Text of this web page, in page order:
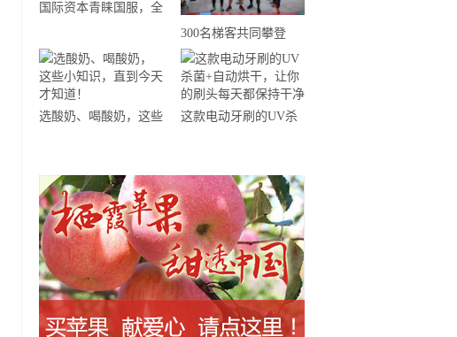
国际资本青睐国服，全
市
300名梯客共同攀登
2019国际垂直马拉松超
级精英赛顺德海骏达中
心站欢乐开跑
选酸奶、喝酸奶，这些
这款电动牙刷的UV杀